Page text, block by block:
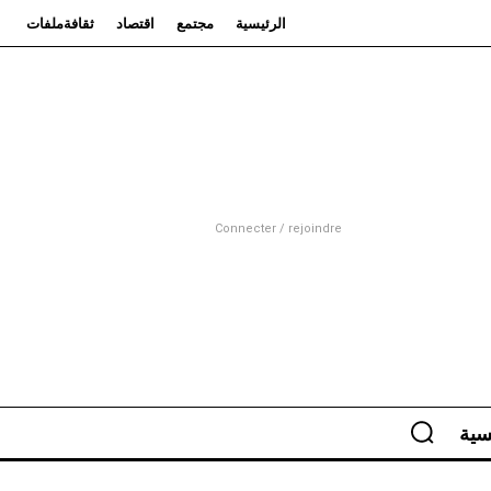
الرئيسية مجتمع اقتصاد ثقافةملفات
Connecter / rejoindre